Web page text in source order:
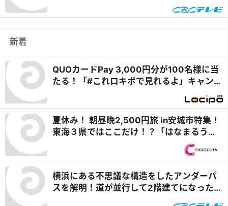
新着
QUOカードPay 3,000円分が100名様に当
たる！「#これロキポで見れるよ」キャンペ
夏休み！ 朝昼晩2,500円旅 in安城市特集！
東海３県ではここだけ！？「はなまるうど
ん×吉野家 安城横山店」牛丼とうどんの最
強コラボで可能性は無限大！＆「福来源」
目！ 『PS純金（ゴールド）』
横浜にある不思議な構造をしたアンダーパ
スを解明！道が並行して2階建てになったワ